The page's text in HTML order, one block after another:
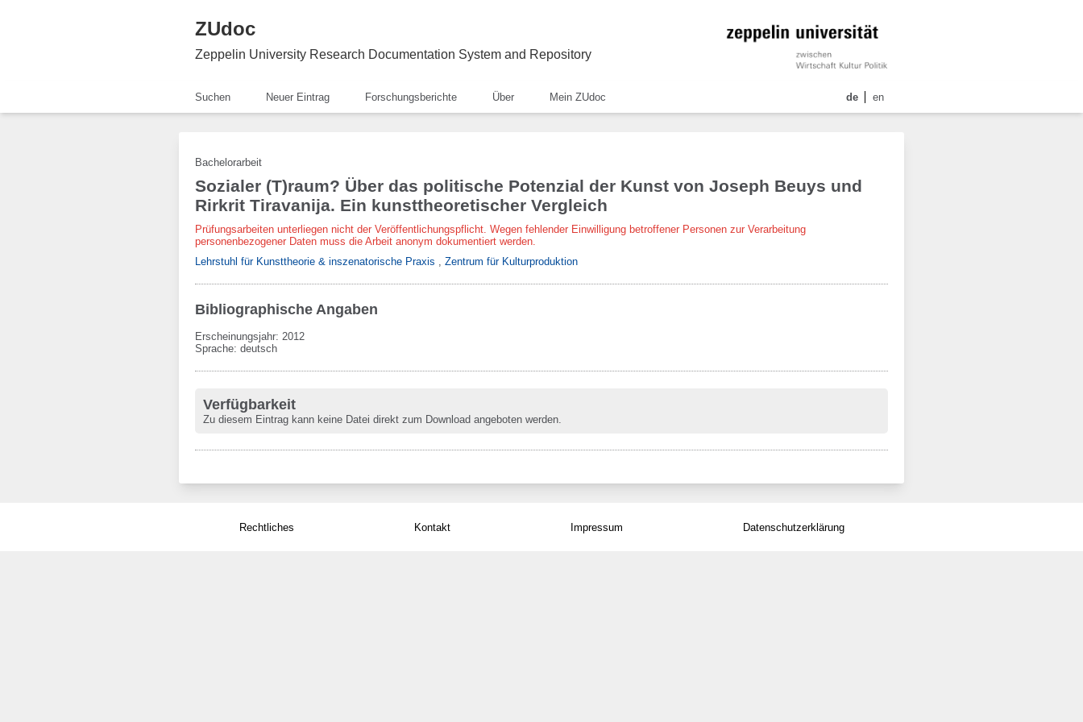
ZUdoc
Zeppelin University Research Documentation System and Repository
Suchen Neuer Eintrag Forschungsberichte Über Mein ZUdoc de en
Bachelorarbeit
Sozialer (T)raum? Über das politische Potenzial der Kunst von Joseph Beuys und
Rirkrit Tiravanija. Ein kunsttheoretischer Vergleich
Prüfungsarbeiten unterliegen nicht der Veröffentlichungspflicht. Wegen fehlender Einwilligung betroffener Personen zur Verarbeitung
personenbezogener Daten muss die Arbeit anonym dokumentiert werden.
Lehrstuhl für Kunsttheorie & inszenatorische Praxis , Zentrum für Kulturproduktion
Bibliographische Angaben
Erscheinungsjahr: 2012
Sprache: deutsch
Verfügbarkeit
Zu diesem Eintrag kann keine Datei direkt zum Download angeboten werden.
Rechtliches Kontakt Impressum Datenschutzerklärung